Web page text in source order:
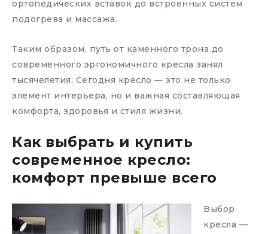
ортопедических вставок до встроенных систем
подогрева и массажа.
Таким образом, путь от каменного трона до
современного эргономичного кресла занял
тысячелетия. Сегодня кресло — это не только
элемент интерьера, но и важная составляющая
комфорта, здоровья и стиля жизни.
Как выбрать и купить
современное кресло:
комфорт превыше всего
Выбор
кресла —